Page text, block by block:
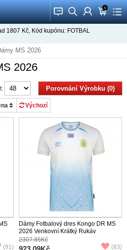
󰂱 󰂨 󰃳 0
󰃦 󰃖
1807 Kč, Kód kupónu: FOTBAL
MS 2026
2026
Porovnání Výrobku (0)
Výchozí
(91)
Dámy Fotbalový dres Kongo DR MS
2026 Venkovní Krátký Rukáv
2307.85Kč
(83)